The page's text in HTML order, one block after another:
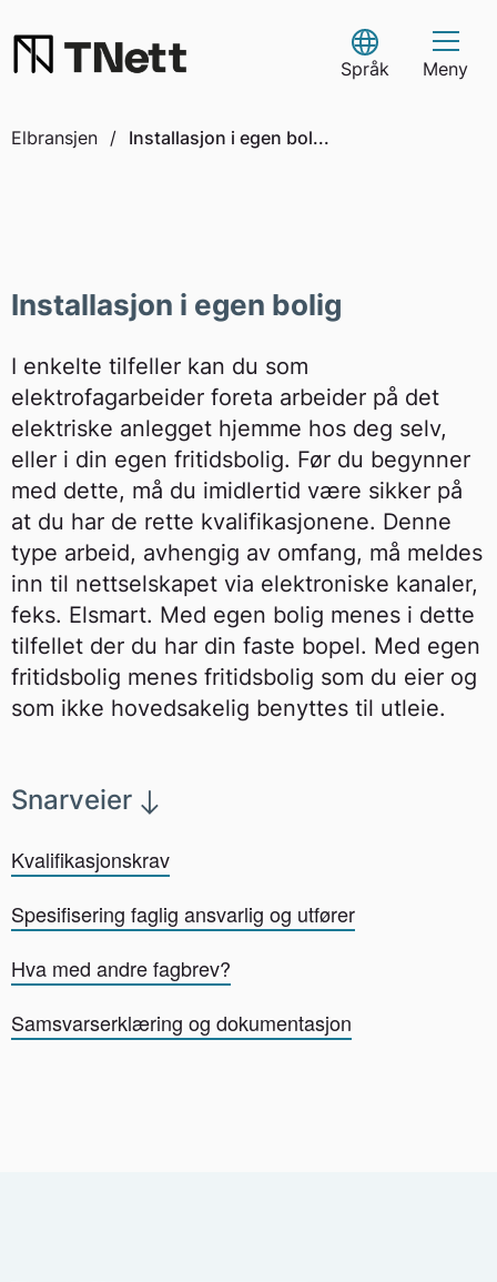
to
content
Språk
Select Language
Meny
Elbransjen / Installasjon i egen bol...
Installasjon i egen bolig
I enkelte tilfeller kan du som
elektrofagarbeider foreta arbeider på det
elektriske anlegget hjemme hos deg selv,
eller i din egen fritidsbolig. Før du begynner
med dette, må du imidlertid være sikker på
at du har de rette kvalifikasjonene. Denne
type arbeid, avhengig av omfang, må meldes
inn til nettselskapet via elektroniske kanaler,
feks. Elsmart. Med egen bolig menes i dette
tilfellet der du har din faste bopel. Med egen
fritidsbolig menes fritidsbolig som du eier og
som ikke hovedsakelig benyttes til utleie.
Snarveier
Kvalifikasjonskrav
Spesifisering faglig ansvarlig og utfører
Hva med andre fagbrev?
Samsvarserklæring og dokumentasjon